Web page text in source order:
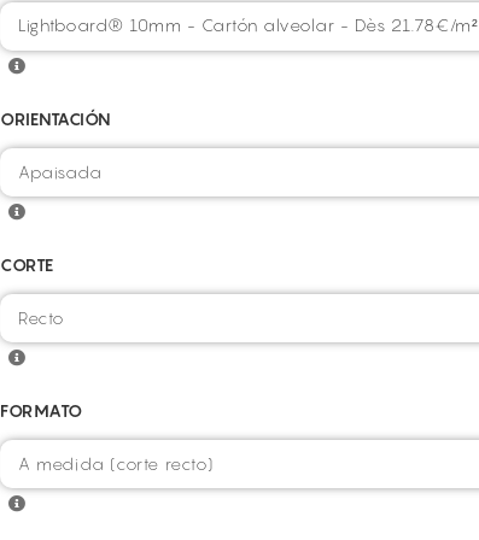
Lightboard® 10mm - Cartón alveolar - Dès 21.78€/m²
ORIENTACIÓN
CORTE
FORMATO